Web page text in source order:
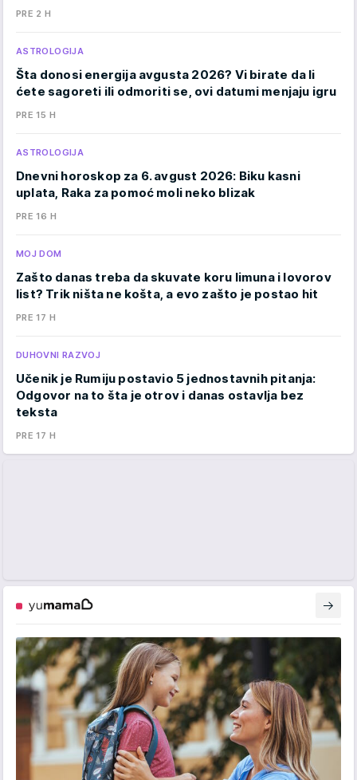
PRE 2 H
ASTROLOGIJA
Šta donosi energija avgusta 2026? Vi birate da li
ćete sagoreti ili odmoriti se, ovi datumi menjaju igru
PRE 15 H
ASTROLOGIJA
Dnevni horoskop za 6. avgust 2026: Biku kasni
uplata, Raka za pomoć moli neko blizak
PRE 16 H
MOJ DOM
Zašto danas treba da skuvate koru limuna i lovorov
list? Trik ništa ne košta, a evo zašto je postao hit
PRE 17 H
DUHOVNI RAZVOJ
Učenik je Rumiju postavio 5 jednostavnih pitanja:
Odgovor na to šta je otrov i danas ostavlja bez
teksta
PRE 17 H